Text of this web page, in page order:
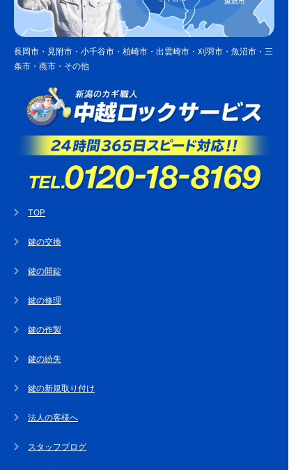
長岡市・見附市・小千谷市・柏崎市・出雲崎市・刈羽市・魚沼市・三
条市・燕市・その他
TOP
鍵の交換
鍵の開錠
鍵の修理
鍵の作製
鍵の紛失
鍵の新規取り付け
法人の客様へ
スタッフブログ